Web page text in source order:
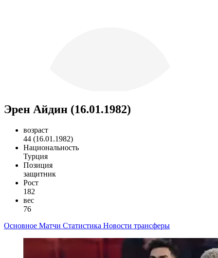
Эрен Айдин (16.01.1982)
возраст
44 (16.01.1982)
Национальность
Турция
Позиция
защитник
Рост
182
вес
76
Основное Матчи Статистика Новости трансферы